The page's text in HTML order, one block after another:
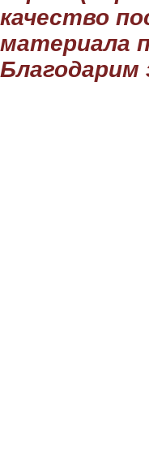
качество
материала
Благодарим